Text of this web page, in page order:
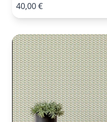
40,00 €